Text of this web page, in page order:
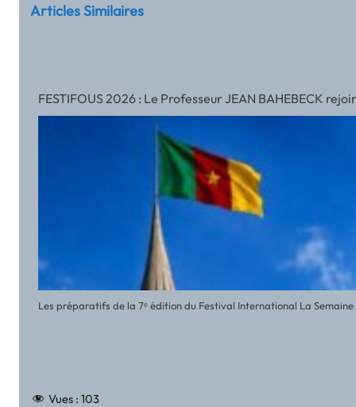
Articles Similaires
FESTIFOUS 2026 : Le Professeur JEAN BAHEBECK
Les préparatifs de la 7ᵉ édition du Festival International La
Vues : 103